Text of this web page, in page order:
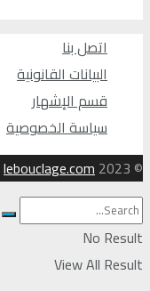
اتصل بنا
البيانات القانونية
قسم الإشهار
سياسة الخصوصية
© 2023
lebouclage.com
No Result
View All Result